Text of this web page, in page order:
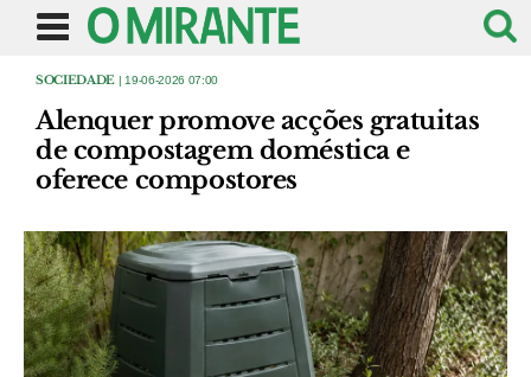
SOCIEDADE | 19-06-2026 07:00
Alenquer promove acções gratuitas
de compostagem doméstica e
oferece compostores